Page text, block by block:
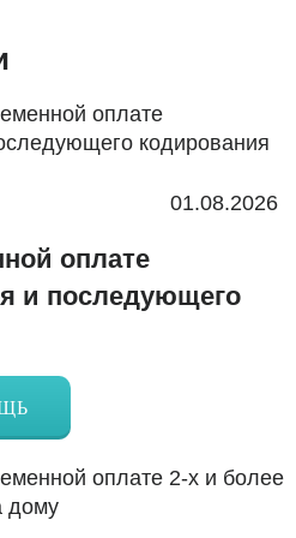
01.08.2026
оплате
и последующего